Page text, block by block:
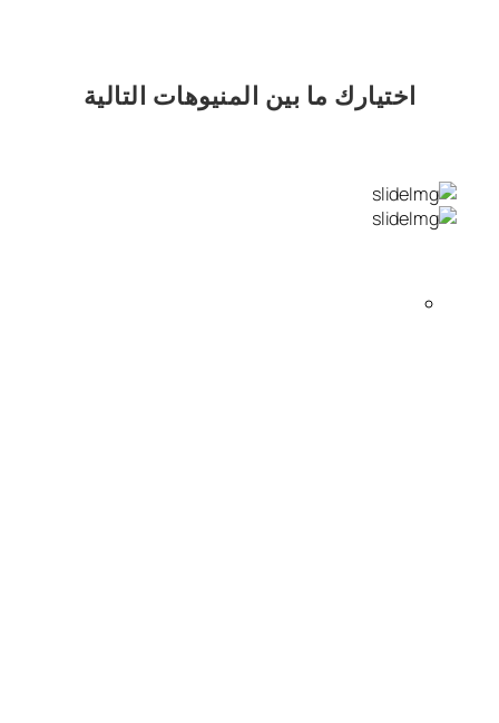
اختيارك ما بين المنيوهات التالية